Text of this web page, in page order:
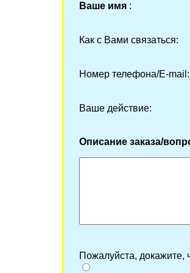
Ваше имя:
Как с Вами связаться:
Номер телефона/Е-mail:
Ваше действие:
Описание заказа/
Пожалуйста, докажите,